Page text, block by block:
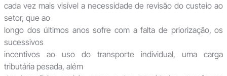
cada vez mais visível a necessidade de revisão do custeio ao
setor, que ao
longo dos últimos anos sofre com a falta de priorização, os
sucessivos
incentivos ao uso do transporte individual, uma carga
tributária pesada, além